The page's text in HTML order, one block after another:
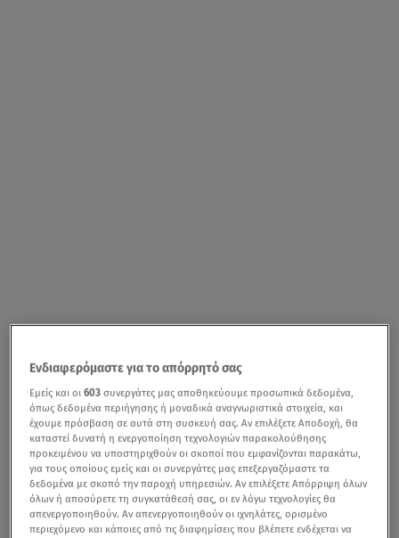
Ενδιαφερόμαστε για το απόρρητό σας
Εμείς και οι603 συνεργάτες μας αποθηκεύουμε προσωπικά δεδομένα,
όπως δεδομένα περιήγησης ή μοναδικά αναγνωριστικά στοιχεία, και
έχουμε πρόσβαση σε αυτά στη συσκευή σας. Αν επιλέξετε Αποδοχή, θα
καταστεί δυνατή η ενεργοποίηση τεχνολογιών παρακολούθησης
προκειμένου να υποστηριχθούν οι σκοποί που εμφανίζονται παρακάτω,
για τους οποίους εμείς και οι συνεργάτες μας επεξεργαζόμαστε τα
δεδομένα με σκοπό την παροχή υπηρεσιών. Αν επιλέξετε Απόρριψη όλων
όλων ή αποσύρετε τη συγκατάθεσή σας, οι εν λόγω τεχνολογίες θα
απενεργοποιηθούν. Αν απενεργοποιηθούν οι ιχνηλάτες, ορισμένο
περιεχόμενο και κάποιες από τις διαφημίσεις που βλέπετε ενδέχεται να